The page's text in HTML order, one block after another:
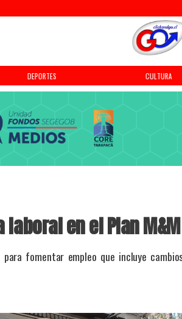
DEPORTES CULTURA
en el Plan M&M
fomentar empleo que incluye